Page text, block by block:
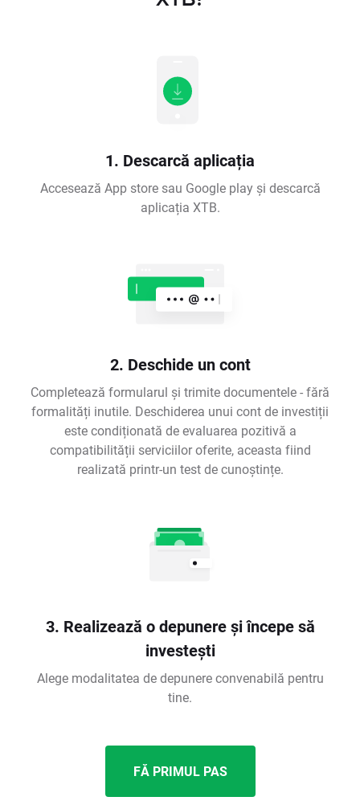
1. Descarcă aplicația
Accesează App store sau Google play și descarcă
aplicația XTB.
2. Deschide un cont
Completează formularul și trimite documentele - fără
formalități inutile. Deschiderea unui cont de investiții
este condiționată de evaluarea pozitivă a
compatibilității serviciilor oferite, aceasta fiind
realizată printr-un test de cunoștințe.
3. Realizează o depunere și începe să
investești
Alege modalitatea de depunere convenabilă pentru
tine.
FĂ PRIMUL PAS